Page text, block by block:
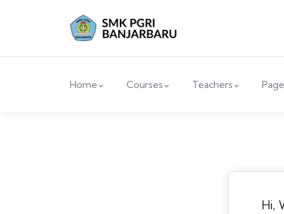
Home Courses Teachers
Hi,